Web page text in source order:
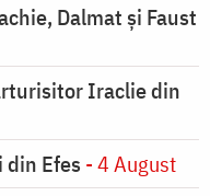
Dalmat şi Faust
Iraclie din
Efes - 4 August